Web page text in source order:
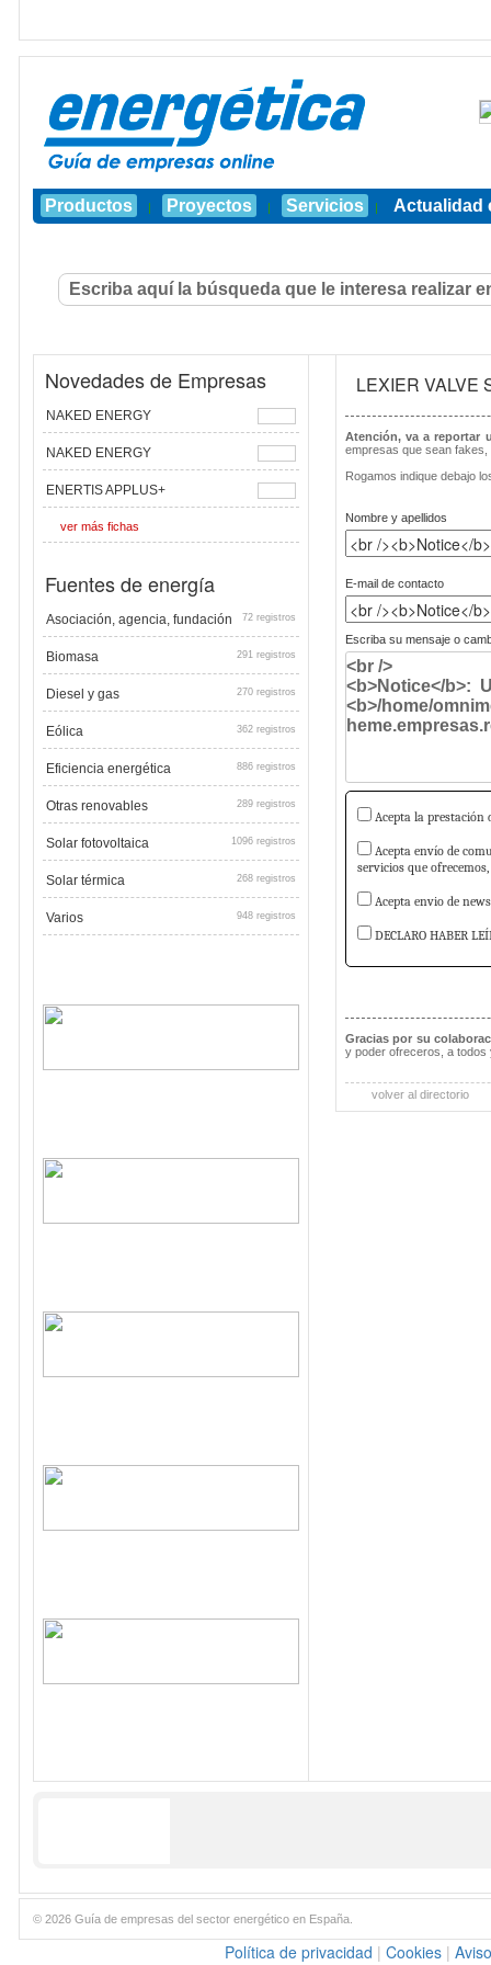
Productos | Proyectos | Servicios | Actualidad
Novedades de Empresas
NAKED ENERGY
NAKED ENERGY
ENERTIS APPLUS+
ver más fichas
Fuentes de energía
Asociación, agencia, fundación 72 registros
Biomasa 291 registros
Diesel y gas 270 registros
Eólica 362 registros
Eficiencia energética 886 registros
Otras renovables 289 registros
Solar fotovoltaica 1096 registros
Solar térmica 268 registros
Varios 948 registros
LEXIER VALVE
Atención, va a reportar
empresas que sean
Rogamos indique debajo
Nombre y apellidos
E-mail de contacto
Escriba su mensaje o
Acepta la prestación
Acepta envío de
servicios que
Acepta envio de
DECLARO HABER
Gracias por su
y poder ofreceros, a todos
volver al directorio
© 2026 Guía de empresas del sector energético en España.
Política de privacidad | Cookies |